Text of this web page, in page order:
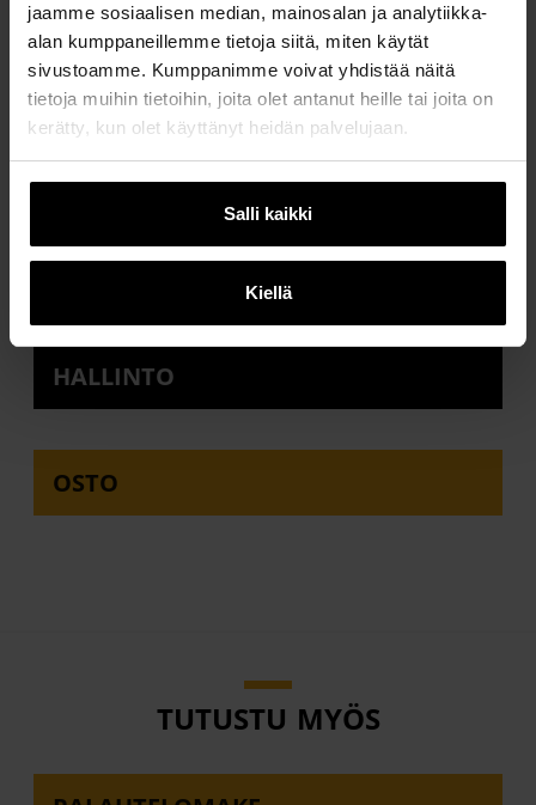
jaamme sosiaalisen median, mainosalan ja analytiikka-
alan kumppaneillemme tietoja siitä, miten käytät
sivustoamme. Kumppanimme voivat yhdistää näitä
tietoja muihin tietoihin, joita olet antanut heille tai joita on
kerätty, kun olet käyttänyt heidän palvelujaan.
Salli kaikki
Kiellä
HUOLTO
TUOTANTO JA LOGISTIIKKA
TOIMIPAIKAT
HALLINTO
OSTO
TUTUSTU MYÖS